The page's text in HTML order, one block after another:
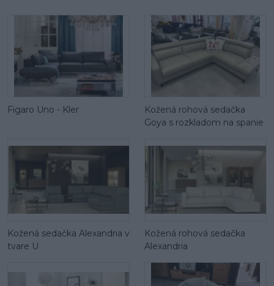
Figaro Uno - Kler
Kožená rohová sedačka
Goya s rozkladom na spanie
Kožená sedačka Alexandria v
tvare U
Kožená rohová sedačka
Alexandria